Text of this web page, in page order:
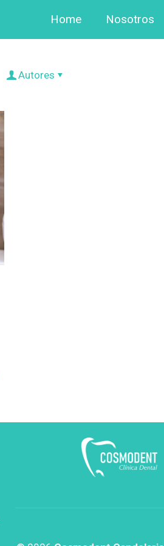
Home Nosotros
Autores